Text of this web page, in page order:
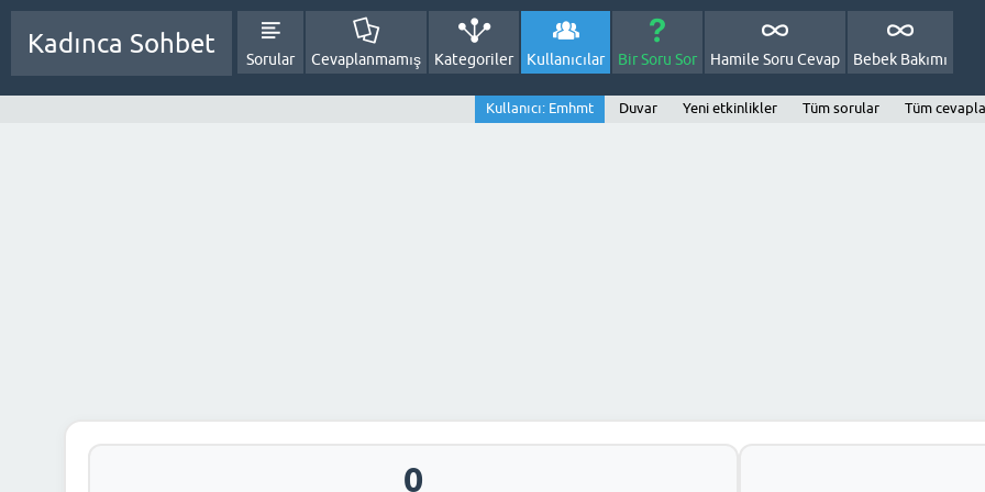
Kadınca Sohbet
Sorular Cevaplanmamış Kategoriler Kullanıcılar Bir Soru Sor Hamile Soru Cevap Bebek Bakımı
Kullanıcı: Emhmt Duvar Yeni etkinlikler Tüm sorular Tüm
0